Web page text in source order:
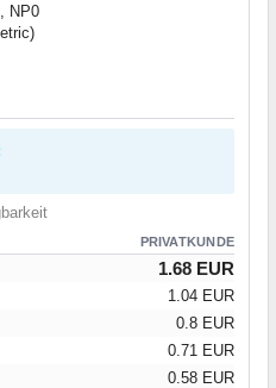
NP0
PRIVATKUNDE
1.68 EUR
1.04 EUR
0.8 EUR
0.71 EUR
0.58 EUR